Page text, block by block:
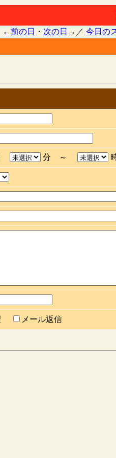
←前の日 ・ 次の日 →／ 今日の
分 ～
メール返信